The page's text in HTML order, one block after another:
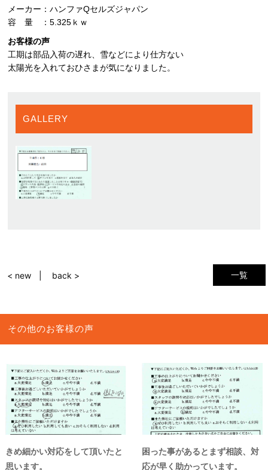
メーカー：ハンファQセルズジャパン
容 量 ：5.325ｋｗ
お客様の声
工期は部品入荷の遅れ、雪などにより仕方ない
太陽光を入れておひさまが気になりました。
GALLERY
一覧
< new back >
その他のお客様の声
きめ細かい対応をして頂いたと
思います。
困った事があるとまず相談、対
応が早く助かっています。